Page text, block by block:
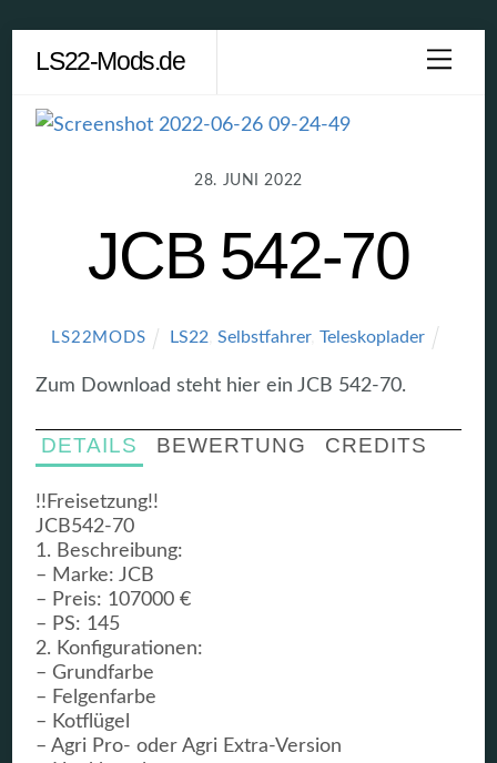
content
LS22-Mods.de
28. JUNI 2022
JCB 542-70
LS22MODS LS22 Selbstfahrer, Teleskoplader
Zum Download steht hier ein JCB 542-70.
DETAILS BEWERTUNG CREDITS
!!Freisetzung!!
JCB542-70
1. Beschreibung:
– Marke: JCB
– Preis: 107000 €
– PS: 145
2. Konfigurationen:
– Grundfarbe
– Felgenfarbe
– Kotflügel
– Agri Pro- oder Agri Extra-Version